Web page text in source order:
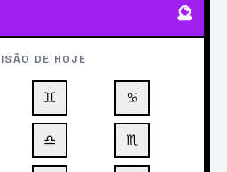
🔮
DE HOJE
♊ ♋
♎ ♏